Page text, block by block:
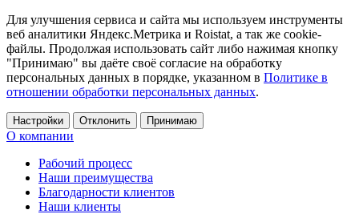
Для улучшения сервиса и сайта мы используем инструменты
веб аналитики Яндекс.Метрика и Roistat, а так же cookie-
файлы. Продолжая использовать сайт либо нажимая кнопку
"Принимаю" вы даёте своё согласие на обработку
персональных данных в порядке, указанном в Политике в
отношении обработки персональных данных.
Настройки Отклонить Принимаю
О компании
Рабочий процесс
Наши преимущества
Благодарности клиентов
Наши клиенты